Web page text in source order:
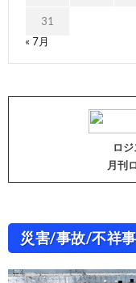
31
« 7月
ロ
月刊
災害/事故/不祥事